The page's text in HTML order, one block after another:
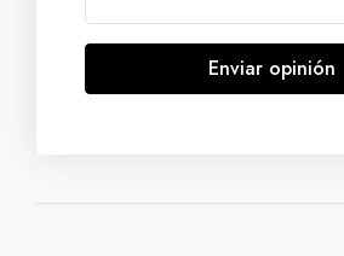
Enviar opinión